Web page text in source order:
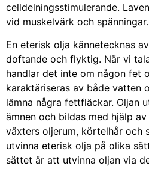
celldelningsstimulerande.
vid muskelvärk och spänningar.
En eterisk olja kännetecknas
doftande och flyktig. När vi
handlar det inte om någon fet
karaktäriseras av både vatten
lämna några fettfläckar. Oljan
ämnen och bildas med hjälp
växters oljerum, körtelhår och
utvinna eterisk olja på olika
sättet är att utvinna oljan via